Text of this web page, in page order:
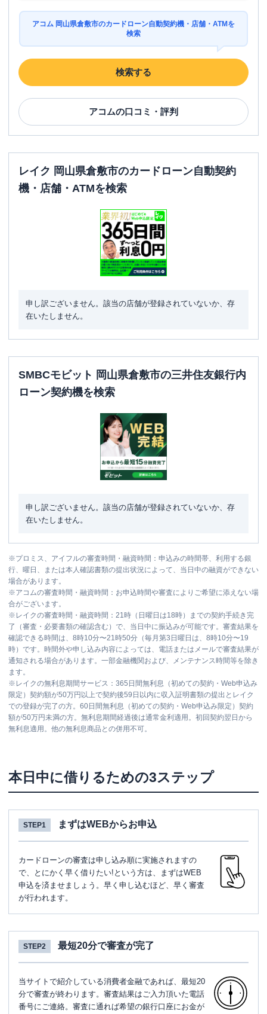
アコム 岡山県倉敷市のカードローン自動契約機・店舗・ATMを
検索
検索する
アコムの口コミ・評判
レイク 岡山県倉敷市のカードローン自動契約
機・店舗・ATMを検索
申し訳ございません。該当の店舗が登録されていないか、存
在いたしません。
SMBCモビット 岡山県倉敷市の三井住友銀行内
ローン契約機を検索
申し訳ございません。該当の店舗が登録されていないか、存
在いたしません。
※プロミス、アイフルの審査時間・融資時間：申込みの時間帯、利用する銀
行、曜日、または本人確認書類の提出状況によって、当日中の融資ができない
場合があります。
※アコムの審査時間・融資時間：お申込時間や審査によりご希望に添えない場
合がございます。
※ レイクの審査時間・融資時間：21時（日曜日は18時）までの契約手続き完
了（審査・必要書類の確認含む）で、当日中に振込みが可能です。審査結果を
確認できる時間は、8時10分〜21時50分（毎月第3日曜日は、8時10分〜19
時）です。時間外や申し込み内容によっては、電話またはメールで審査結果が
通知される場合があります。一部金融機関および、メンテナンス時間等を除き
ます。
※ レイクの無利息期間サービス：365日間無利息（初めての契約・Web申込み
限定）契約額が50万円以上で契約後59日以内に収入証明書類の提出とレイク
での登録が完了の方。60日間無利息（初めての契約・Web申込み限定）契約
額が50万円未満の方。無利息期間経過後は通常金利適用。初回契約翌日から
無利息適用。他の無利息商品との併用不可。
本日中に借りるための3ステップ
STEP1 まずはWEBからお申込
カードローンの審査は申し込み順に実施されますの
で、とにかく早く借りたい!という方は、まずはWEB
申込を済ませましょう。早く申し込むほど、早く審査
が行われます。
STEP2 最短20分で審査が完了
当サイトで紹介している消費者金融であれば、最短20
分で審査が終わります。審査結果はご入力頂いた電話
番号にご連絡。審査に通れば希望の銀行口座にお金が